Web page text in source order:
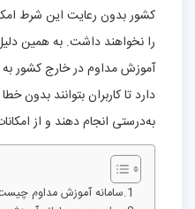
کشور بدون رعایت این شرط امکان
را نخواهند داشت. به همین دلیل،
آموزش مداوم در خارج کشور به
دارد تا کاربران بتوانند بدون خطا
به‌درستی انجام دهند و از امکانات
سامانه آموزش مداوم چیست و